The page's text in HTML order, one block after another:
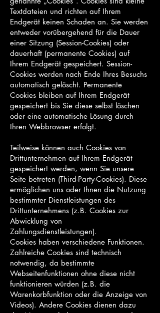
Textdateien und richten auf Ihrem
Endgerät keinen Schaden an. Sie werden
entweder vorübergehend für die Dauer
einer Sitzung (Session-Cookies) oder
dauerhaft (permanente Cookies) auf
Ihrem Endgerät gespeichert. Session-
Cookies werden nach Ende Ihres Besuchs
automatisch gelöscht. Permanente
Cookies bleiben auf Ihrem Endgerät
gespeichert bis Sie diese selbst löschen
oder eine automatische Lösung durch
Ihren Webbrowser erfolgt.
Teilweise können auch Cookies von
Drittunternehmen auf Ihrem Endgerät
gespeichert werden, wenn Sie unsere
Seite betreten (Third-Party-Cookies). Diese
ermöglichen uns oder Ihnen die Nutzung
bestimmter Dienstleistungen des
Drittunternehmens (z.B. Cookies zur
Abwicklung von
Zahlungsdienstleistungen).
Cookies haben verschiedene Funktionen.
Zahlreiche Cookies sind technisch
notwendig, da bestimmte
Webseitenfunktionen ohne diese nicht
funktionieren würden (z.B. die
Warenkorbfunktion oder die Anzeige von
Videos). Andere Cookies dienen dazu